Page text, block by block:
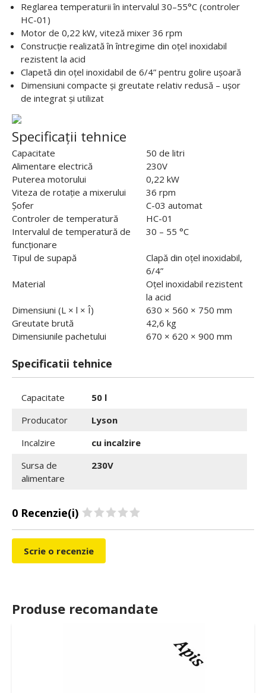
Reglarea temperaturii în intervalul 30–55°C (controler
HC-01)
Motor de 0,22 kW, viteză mixer 36 rpm
Construcție realizată în întregime din oțel inoxidabil
rezistent la acid
Clapetă din oțel inoxidabil de 6/4” pentru golire ușoară
Dimensiuni compacte și greutate relativ redusă – ușor
de integrat și utilizat
Specificații tehnice
Capacitate
50 de litri
Alimentare electrică
230V
Puterea motorului
0,22 kW
Viteza de rotație a mixerului
36 rpm
Șofer
C-03 automat
Controler de temperatură
HC-01
Intervalul de temperatură de
funcționare
30 – 55 °C
Tipul de supapă
Clapă din oțel inoxidabil,
6/4”
Material
Oțel inoxidabil rezistent
la acid
Dimensiuni (L × l × Î)
630 × 560 × 750 mm
Greutate brută
42,6 kg
Dimensiunile pachetului
670 × 620 × 900 mm
Specificatii tehnice
Capacitate
50 l
Producator
Lyson
Incalzire
cu incalzire
Sursa de
alimentare
230V
0 Recenzie(i)
Scrie o recenzie
Produse recomandate